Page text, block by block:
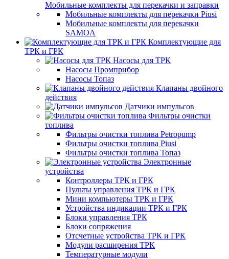
Мобильные комплекты для перекачки и заправки
Мобильные комплекты для перекачки Piusi
Мобильные комплекты для перекачки
SAMOA
Комплектующие для
ТРК и ГРК
Насосы для ТРК
Насосы Промприбор
Насосы Топаз
Клапаны двойного
действия
Датчики импульсов
Фильтры очистки
топлива
Фильтры очистки топлива Petropump
Фильтры очистки топлива Piusi
Фильтры очистки топлива Топаз
Электронные
устройства
Контроллеры ТРК и ГРК
Пульты управления ТРК и ГРК
Мини компьютеры ТРК и ГРК
Устройства индикации ТРК и ГРК
Блоки управления ТРК
Блоки сопряжения
Отсчетные устройства ТРК и ГРК
Модули расширения ТРК
Температурные модули